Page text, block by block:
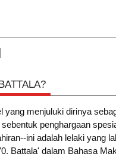
yang menjuluki dirinya
penghargaan
ini adalah lelaki yang
Battala' dalam Bahasa